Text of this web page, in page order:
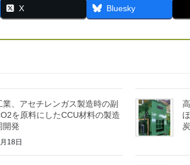
X Bluesky
業、アセチレンガス製造時の副
を原料にしたCCU材料の製造
開発
18日